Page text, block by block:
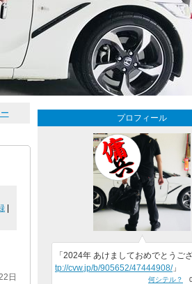
日
プロフィール
「2024年 あけましておめでとうご
tp://cvw.jp/b/905652/47444908/」
何シテル？